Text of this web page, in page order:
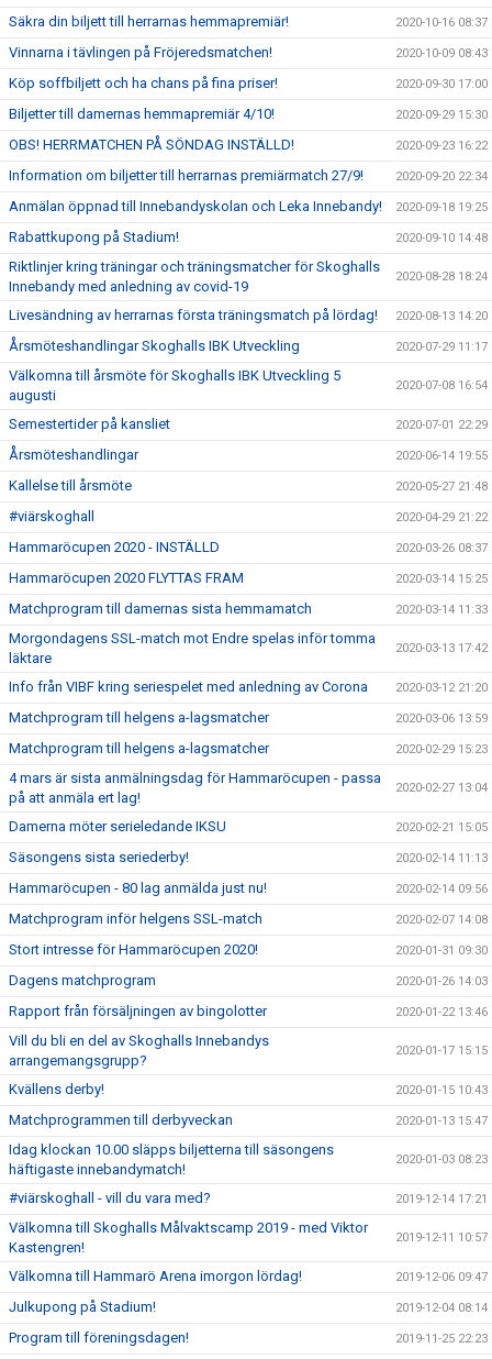
Säkra din biljett till herrarnas hemmapremiär! 2020-10-16 08:37
Vinnarna i tävlingen på Fröjeredsmatchen! 2020-10-09 08:43
Köp soffbiljett och ha chans på fina priser! 2020-09-30 17:00
Biljetter till damernas hemmapremiär 4/10! 2020-09-29 15:30
OBS! HERRMATCHEN PÅ SÖNDAG INSTÄLLD! 2020-09-23 16:22
Information om biljetter till herrarnas premiärmatch 27/9! 2020-09-20 22:34
Anmälan öppnad till Innebandyskolan och Leka Innebandy! 2020-09-18 19:25
Rabattkupong på Stadium! 2020-09-10 14:48
Riktlinjer kring träningar och träningsmatcher för Skoghalls
Innebandy med anledning av covid-19
2020-08-28 18:24
Livesändning av herrarnas första träningsmatch på lördag! 2020-08-13 14:20
Årsmöteshandlingar Skoghalls IBK Utveckling 2020-07-29 11:17
Välkomna till årsmöte för Skoghalls IBK Utveckling 5
augusti
2020-07-08 16:54
Semestertider på kansliet 2020-07-01 22:29
Årsmöteshandlingar 2020-06-14 19:55
Kallelse till årsmöte 2020-05-27 21:48
#viärskoghall 2020-04-29 21:22
Hammaröcupen 2020 - INSTÄLLD 2020-03-26 08:37
Hammaröcupen 2020 FLYTTAS FRAM 2020-03-14 15:25
Matchprogram till damernas sista hemmamatch 2020-03-14 11:33
Morgondagens SSL-match mot Endre spelas inför tomma
läktare
2020-03-13 17:42
Info från VIBF kring seriespelet med anledning av Corona 2020-03-12 21:20
Matchprogram till helgens a-lagsmatcher 2020-03-06 13:59
Matchprogram till helgens a-lagsmatcher 2020-02-29 15:23
4 mars är sista anmälningsdag för Hammaröcupen - passa
på att anmäla ert lag!
2020-02-27 13:04
Damerna möter serieledande IKSU 2020-02-21 15:05
Säsongens sista seriederby! 2020-02-14 11:13
Hammaröcupen - 80 lag anmälda just nu! 2020-02-14 09:56
Matchprogram inför helgens SSL-match 2020-02-07 14:08
Stort intresse för Hammaröcupen 2020! 2020-01-31 09:30
Dagens matchprogram 2020-01-26 14:03
Rapport från försäljningen av bingolotter 2020-01-22 13:46
Vill du bli en del av Skoghalls Innebandys
arrangemangsgrupp?
2020-01-17 15:15
Kvällens derby! 2020-01-15 10:43
Matchprogrammen till derbyveckan 2020-01-13 15:47
Idag klockan 10.00 släpps biljetterna till säsongens
häftigaste innebandymatch!
2020-01-03 08:23
#viärskoghall - vill du vara med? 2019-12-14 17:21
Välkomna till Skoghalls Målvaktscamp 2019 - med Viktor
Kastengren!
2019-12-11 10:57
Välkomna till Hammarö Arena imorgon lördag! 2019-12-06 09:47
Julkupong på Stadium! 2019-12-04 08:14
Program till föreningsdagen! 2019-11-25 22:23